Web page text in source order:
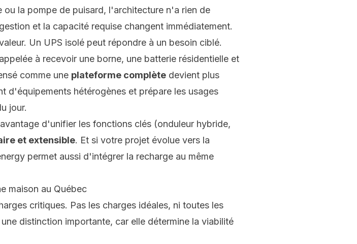
la pompe de puisard, l'architecture n'a rien de
et la capacité requise changent immédiatement.
Un UPS isolé peut répondre à un besoin ciblé.
à recevoir une borne, une batterie résidentielle et
comme une plateforme complète devient plus
d'équipements hétérogènes et prépare les usages
jour.
d'unifier les fonctions clés (onduleur hybride,
et extensible. Et si votre projet évolue vers la
permet aussi d'intégrer la recharge au même
maison au Québec
critiques. Pas les charges idéales, ni toutes les
distinction importante, car elle détermine la viabilité